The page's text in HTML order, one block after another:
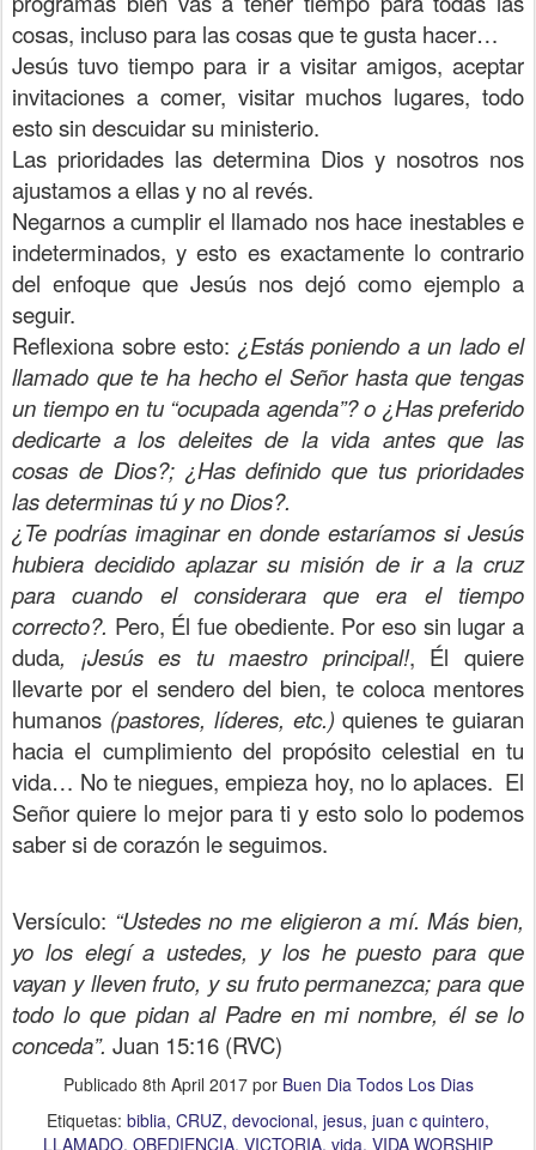
cosas, incluso para las cosas que te gusta hacer…
Jesús tuvo tiempo para ir a visitar amigos, aceptar
invitaciones a comer, visitar muchos lugares, todo
esto sin descuidar su ministerio.
Las prioridades las determina Dios y nosotros nos
ajustamos a ellas y no al revés.
Negarnos a cumplir el llamado nos hace inestables e
indeterminados, y esto es exactamente lo contrario
del enfoque que Jesús nos dejó como ejemplo a
seguir.
Reflexiona sobre esto: ¿Estás poniendo a un lado el
llamado que te ha hecho el Señor hasta que tengas
un tiempo en tu “ocupada agenda”? o ¿Has preferido
dedicarte a los deleites de la vida antes que las
cosas de Dios?; ¿Has definido que tus prioridades
las determinas tú y no Dios?.
¿Te podrías imaginar en donde estaríamos si Jesús
hubiera decidido aplazar su misión de ir a la cruz
para cuando el considerara que era el tiempo
correcto?. Pero, Él fue obediente. Por eso sin lugar a
duda, ¡Jesús es tu maestro principal!, Él quiere
llevarte por el sendero del bien, te coloca mentores
humanos (pastores, líderes, etc.)quienes te guiaran
hacia el cumplimiento del propósito celestial en tu
vida… No te niegues, empieza hoy, no lo aplaces. El
Señor quiere lo mejor para ti y esto solo lo podemos
saber si de corazón le seguimos.
Versículo: “Ustedes no me eligieron a mí. Más bien,
yo los elegí a ustedes, y los he puesto para que
vayan y lleven fruto, y su fruto permanezca; para que
todo lo que pidan al Padre en mi nombre, él se lo
conceda”. Juan 15:16 (RVC)
Publicado 8th April 2017por Buen Dia Todos Los Dias
Etiquetas: biblia CRUZ devocional jesus juan c quintero
LLAMADO OBEDIENCIA VICTORIA vida VIDA WORSHIP